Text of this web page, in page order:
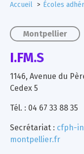
Accueil Écoles
Montpellier
I.FM.S
1146, Avenue du
Cedex 5
Tél. : 04 67 33 88 35
Secrétariat : cfph-
montpellier.fr